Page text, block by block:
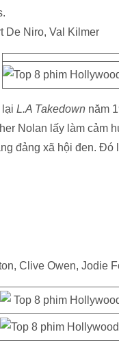
De Niro, Val Kilmer
L.A Takedown năm
Nolan lấy làm cảm
đảng xã hội đen.
Clive Owen, Jodie